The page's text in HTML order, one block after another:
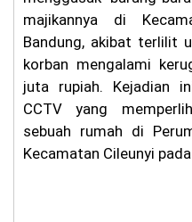
majikannya di
Bandung, akibat terlilit
korban mengalami
juta rupiah. Kejadian
CCTV yang
sebuah rumah di
Kecamatan Cileunyi